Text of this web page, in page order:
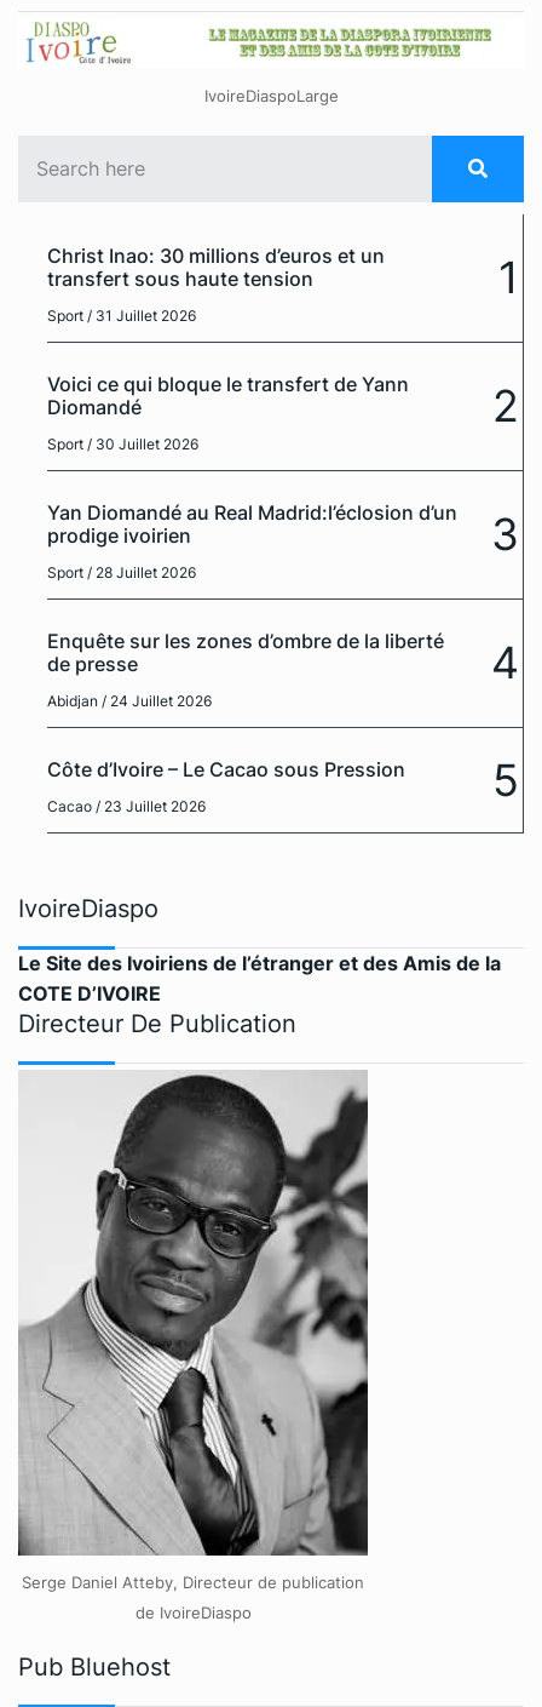
IvoireDiaspoLarge
Christ Inao: 30 millions d’euros et un
transfert sous haute tension
Sport / 31 Juillet 2026
1
Voici ce qui bloque le transfert de Yann
Diomandé
Sport / 30 Juillet 2026
2
Yan Diomandé au Real Madrid:l’éclosion d’un
prodige ivoirien
Sport / 28 Juillet 2026
3
Enquête sur les zones d’ombre de la liberté
de presse
Abidjan / 24 Juillet 2026
4
Côte d’Ivoire – Le Cacao sous Pression
Cacao / 23 Juillet 2026 5
IvoireDiaspo
Le Site des Ivoiriens de l’étranger et des Amis de la
COTE D’IVOIRE
Directeur De Publication
Serge Daniel Atteby, Directeur de publication
de IvoireDiaspo
Pub Bluehost